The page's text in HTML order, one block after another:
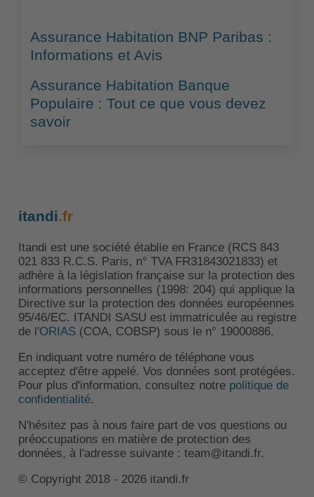
Assurance Habitation BNP Paribas :
Informations et Avis
Assurance Habitation Banque
Populaire : Tout ce que vous devez
savoir
itandi.fr
Itandi est une société établie en France (RCS 843
021 833 R.C.S. Paris, n° TVA FR31843021833) et
adhère à la législation française sur la protection des
informations personnelles (1998: 204) qui applique la
Directive sur la protection des données européennes
95/46/EC. ITANDI SASU est immatriculée au registre
de l'ORIAS(COA, COBSP) sous le n° 19000886.
En indiquant votre numéro de téléphone vous
acceptez d'être appelé. Vos données sont protégées.
Pour plus d'information, consultez notre politique de
confidentialité.
N'hésitez pas à nous faire part de vos questions ou
préoccupations en matière de protection des
données, à l'adresse suivante : team@itandi.fr.
© Copyright 2018 - 2026 itandi.fr